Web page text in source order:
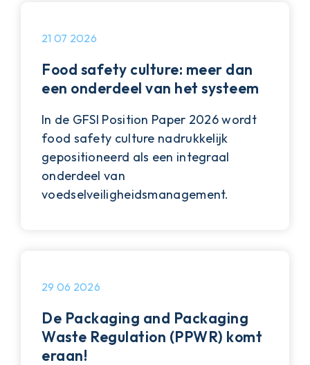
Food safety culture: meer dan
een onderdeel van het systeem
In de GFSI Position Paper 2026 wordt
food safety culture nadrukkelijk
gepositioneerd als een integraal
onderdeel van
voedselveiligheidsmanagement.
21 07 2026
De Packaging and Packaging
Waste Regulation (PPWR) komt
eraan!
29 06 2026